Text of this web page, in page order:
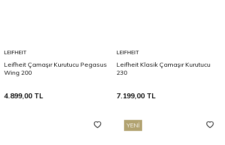
LEIFHEIT
Leifheit Çamaşır Kurutucu Pegasus
Wing 200
4.899,00 TL
LEIFHEIT
Leifheit Klasik Çamaşır Kurutucu
230
7.199,00 TL
YENI